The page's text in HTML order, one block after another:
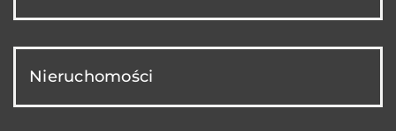
Nieruchomości